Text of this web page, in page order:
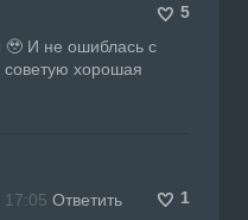
5
И не ошиблась с
хорошая
17:05 Ответить
1